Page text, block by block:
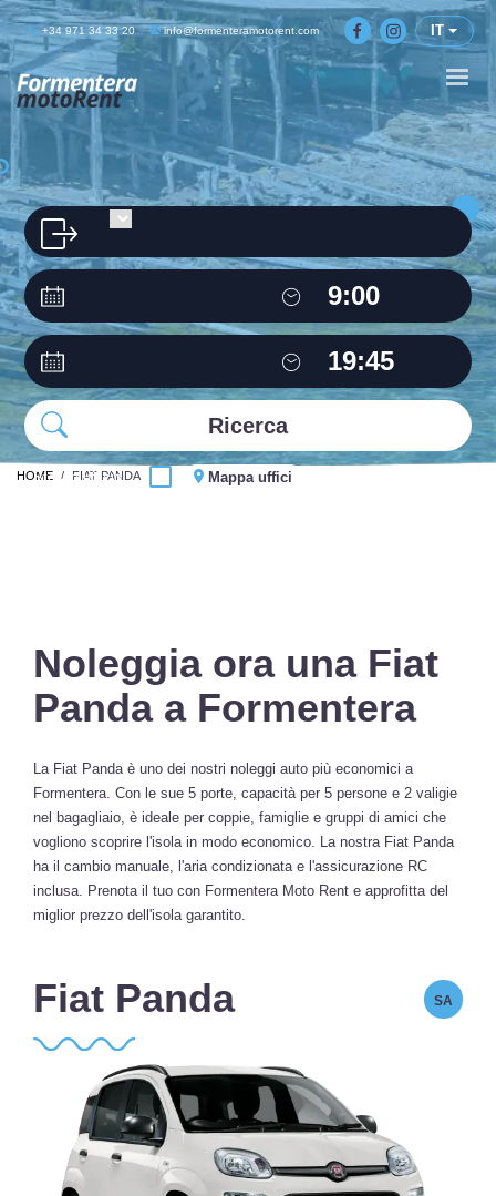
+34 971 34 33 20 info@formenteramotorent.com IT
HOME FIAT PANDA
Stesso ufficio Mappa uffici
Noleggia ora una Fiat
Panda a Formentera
La Fiat Panda è uno dei nostri noleggi auto più economici a
Formentera. Con le sue 5 porte, capacità per 5 persone e 2 valigie
nel bagagliaio, è ideale per coppie, famiglie e gruppi di amici che
vogliono scoprire l'isola in modo economico. La nostra Fiat Panda
ha il cambio manuale, l'aria condizionata e l'assicurazione RC
inclusa. Prenota il tuo con Formentera Moto Rent e approfitta del
miglior prezzo dell'isola garantito.
Fiat Panda SA